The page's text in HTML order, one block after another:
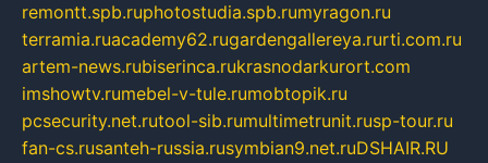
remontt.spb.ruphotostudia.spb.rumyragon.ru
terramia.ruacademy62.rugardengallereya.rurti.com.ru
artem-news.rubiserinca.rukrasnodarkurort.com
imshowtv.rumebel-v-tule.rumobtopik.ru
pcsecurity.net.rutool-sib.rumultimetrunit.rusp-tour.ru
fan-cs.rusanteh-russia.rusymbian9.net.ruDSHAIR.RU